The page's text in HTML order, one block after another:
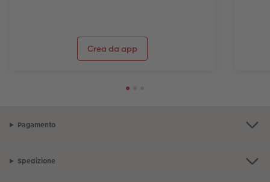
Crea da app
Pagamento
Spedizione